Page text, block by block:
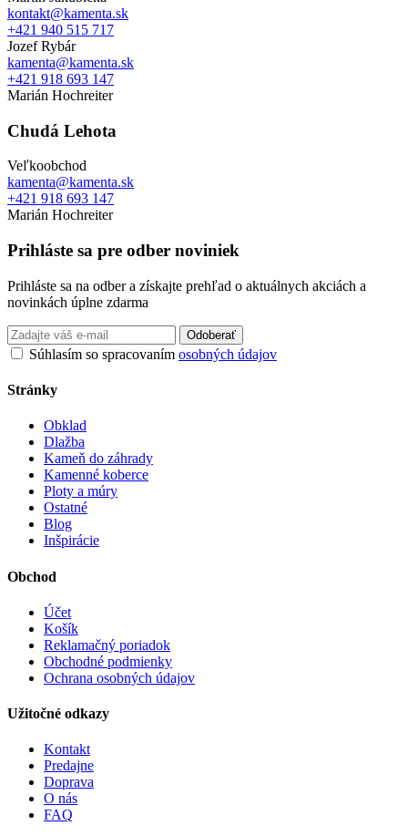
kontakt@kamenta.sk
+421 940 515 717
Jozef Rybár
kamenta@kamenta.sk
+421 918 693 147
Marián Hochreiter
Chudá Lehota
Veľkoobchod
kamenta@kamenta.sk
+421 918 693 147
Marián Hochreiter
Prihláste sa pre odber noviniek
Prihláste sa na odber a získajte prehľad o aktuálnych akciách a
novinkách úplne zdarma
Odoberať
Súhlasím so spracovaním osobných údajov
Stránky
Obklad
Dlažba
Kameň do záhrady
Kamenné koberce
Ploty a múry
Ostatné
Blog
Inšpirácie
Obchod
Účet
Košík
Reklamačný poriadok
Obchodné podmienky
Ochrana osobných údajov
Užitočné odkazy
Kontakt
Predajne
Doprava
O nás
FAQ